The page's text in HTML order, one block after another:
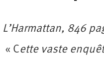
L’Harmattan, 846
« Cette vaste